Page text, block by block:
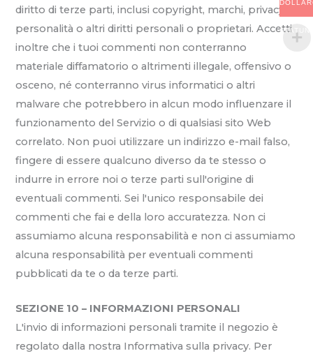
diritto di terze parti, inclusi copyright, marchi, privacy,
personalità o altri diritti personali o proprietari. Accetti
inoltre che i tuoi commenti non conterranno
materiale diffamatorio o altrimenti illegale, offensivo o
osceno, né conterranno virus informatici o altri
malware che potrebbero in alcun modo influenzare il
funzionamento del Servizio o di qualsiasi sito Web
correlato. Non puoi utilizzare un indirizzo e-mail falso,
fingere di essere qualcuno diverso da te stesso o
indurre in errore noi o terze parti sull'origine di
eventuali commenti. Sei l'unico responsabile dei
commenti che fai e della loro accuratezza. Non ci
assumiamo alcuna responsabilità e non ci assumiamo
alcuna responsabilità per eventuali commenti
pubblicati da te o da terze parti.
SEZIONE 10 – INFORMAZIONI PERSONALI
L'invio di informazioni personali tramite il negozio è
regolato dalla nostra Informativa sulla privacy. Per